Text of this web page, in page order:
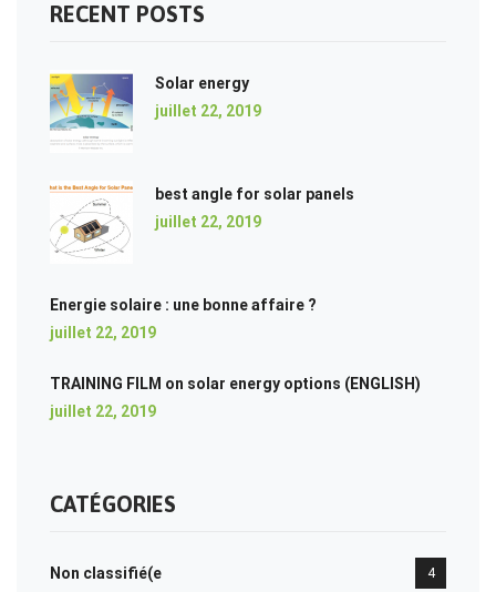
RECENT POSTS
Solar energy
juillet 22, 2019
best angle for solar panels
juillet 22, 2019
Energie solaire : une bonne affaire ?
juillet 22, 2019
TRAINING FILM on solar energy options (ENGLISH)
juillet 22, 2019
CATÉGORIES
Non classifié(e 4